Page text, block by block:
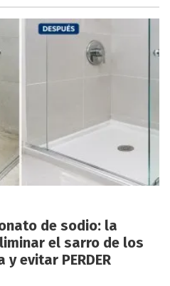
de sodio: la
el sarro de los
evitar PERDER